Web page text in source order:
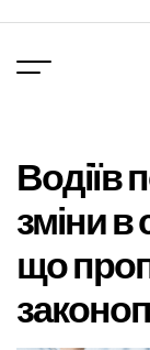
вмісту
Водіїв
зміни в
що